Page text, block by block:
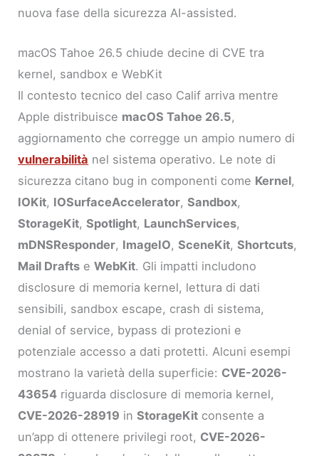
nuova fase della sicurezza AI-assisted.
macOS Tahoe 26.5 chiude decine di CVE tra
kernel, sandbox e WebKit
Il contesto tecnico del caso Calif arriva mentre
Apple distribuisce macOS Tahoe 26.5,
aggiornamento che corregge un ampio numero di
vulnerabilità nel sistema operativo. Le note di
sicurezza citano bug in componenti come Kernel,
IOKit, IOSurfaceAccelerator,Sandbox,
StorageKit,Spotlight, LaunchServices,
mDNSResponder, ImageIO,SceneKit,Shortcuts,
Mail Drafts eWebKit. Gli impatti includono
disclosure di memoria kernel, lettura di dati
sensibili, sandbox escape, crash di sistema,
denial of service, bypass di protezioni e
potenziale accesso a dati protetti. Alcuni esempi
mostrano la varietà della superficie: CVE-2026-
43654 riguarda disclosure di memoria kernel,
CVE-2026-28919 inStorageKit consente a
un’app di ottenere privilegi root, CVE-2026-